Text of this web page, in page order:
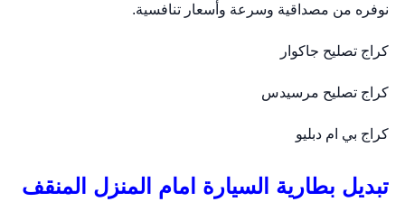
نوفره من مصداقية وسرعة وأسعار تنافسية.
كراج تصليح جاكوار
كراج تصليح مرسيدس
كراج بي ام دبليو
تبديل بطارية السيارة امام المنزل المنقف